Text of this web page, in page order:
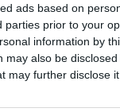
ads based on
parties prior to your
information by
may also be
may further disclose